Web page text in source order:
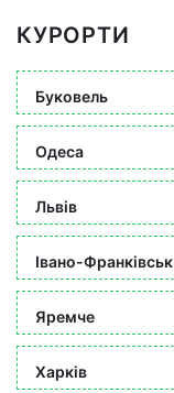
КУРОРТИ
Буковель
Одеса
Львів
Івано-Франківськ
Яремче
Харків